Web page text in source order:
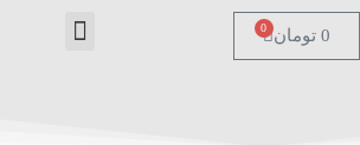
0 تومان 0